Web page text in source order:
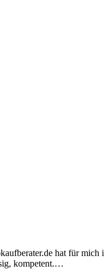
hat für mich
kompetent.…